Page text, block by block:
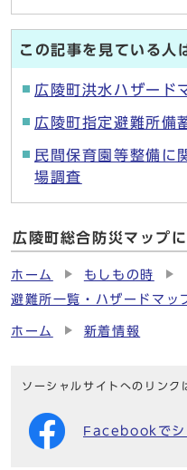
この記事を見ている人
広陵町洪水ハザード
広陵町指定避難所備
民間保育園等整備に
場調査
広陵町総合防災マップ
ホーム
もしもの時
避難所一覧・ハザードマッ
ホーム 新着情報
ソーシャルサイトへのリンク
Facebookでシ